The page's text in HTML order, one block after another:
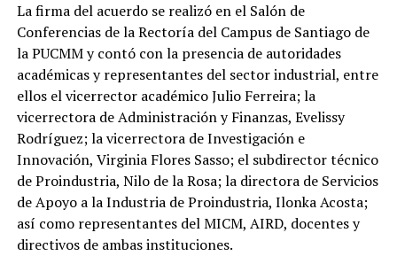
La firma del acuerdo se realizó en el Salón de
Conferencias de la Rectoría del Campus de Santiago de
la PUCMM y contó con la presencia de autoridades
académicas y representantes del sector industrial, entre
ellos el vicerrector académico Julio Ferreira; la
vicerrectora de Administración y Finanzas, Evelissy
Rodríguez; la vicerrectora de Investigación e
Innovación, Virginia Flores Sasso; el subdirector técnico
de Proindustria, Nilo de la Rosa; la directora de Servicios
de Apoyo a la Industria de Proindustria, Ilonka Acosta;
así como representantes del MICM, AIRD, docentes y
directivos de ambas instituciones.